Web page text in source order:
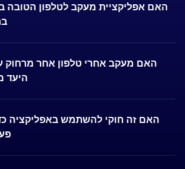
האם אפליקציית מעקב לטלפון הטובה
האם מעקב אחרי טלפון אחר מרחוק
היעד
האם זה חוקי להשתמש באפליקציה